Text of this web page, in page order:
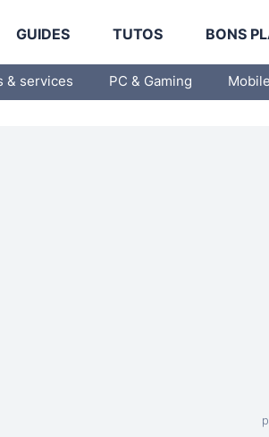
GUIDES TUTOS BONS
& services PC & Gaming